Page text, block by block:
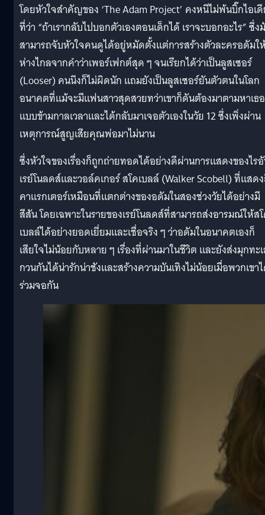
โดยหัวใจสำคัญของ ‘The Adam Project’ คงหนีไม่พ้นบิ๊กไอเ
ที่ว่า “ถ้าเรากลับไปบอกตัวเองตอนเด็กได้ เราจะบอกอะไร” ซึ่ง
สามารถจับหัวใจคนดูได้อยู่หมัดตั้งแต่การสร้างตัวละครอดัมใ
ห่างไกลจากคำว่าเพอร์เฟกต์สุด ๆ จนเรียกได้ว่าเป็นลูสเซอร์
(Looser) คนนึงก็ไม่ผิดนัก แถมยังเป็นลูสเซอร์ยันตัวตนในโลก
อนาคตที่แม้จะมีแฟนสาวสุดสวยทว่าเขาก็ดันต้องมาตามหาเธอ
แบบข้ามกาลเวลาและได้กลับมาเจอตัวเองในวัย 12 ซึ่งเพิ่งผ่าน
เหตุการณ์สูญเสียคุณพ่อมาไม่นาน
ซึ่งหัวใจของเรื่องก็ถูกถ่ายทอดได้อย่างดีผ่านการแสดงของไร
เรย์โนลดส์และวอล์คเกอร์ สโคเบลล์ (Walker Scobell) ที่แสด
คาแรกเตอร์เหมือนที่แตกต่างของอดัมในสองช่วงวัยได้อย่างมี
สีสัน โดยเฉพาะในรายของเรย์โนลดส์ที่สามารถส่งอารมณ์ให้ส
เบลล์ได้อย่างยอดเยี่ยมและเชื่อจริง ๆ ว่าอดัมในอนาคตเองก็
เสียใจไม่น้อยกับหลาย ๆ เรื่องที่ผ่านมาในชีวิต และยังส่งมุกทะ
กวนกันได้น่ารักน่าชังและสร้างความบันเทิงไม่น้อยเมื่อพวกเขา
ร่วมจอกัน